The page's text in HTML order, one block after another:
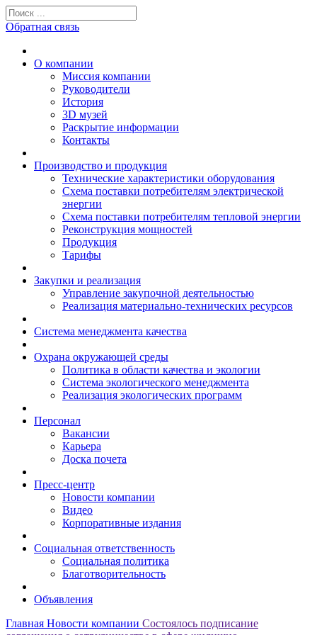
Обратная связь
О компании
Миссия компании
Руководители
История
3D музей
Раскрытие информации
Контакты
Производство и продукция
Технические характеристики оборудования
Схема поставки потребителям электрической
энергии
Схема поставки потребителям тепловой энергии
Реконструкция мощностей
Продукция
Тарифы
Закупки и реализация
Управление закупочной деятельностью
Реализация материально-технических ресурсов
Система менеджмента качества
Охрана окружающей среды
Политика в области качества и экологии
Система экологического менеджмента
Реализация экологических программ
Персонал
Вакансии
Карьера
Доска почета
Пресс-центр
Новости компании
Видео
Корпоративные издания
Социальная ответственность
Социальная политика
Благотворительность
Объявления
Главная Новости компании Состоялось подписание